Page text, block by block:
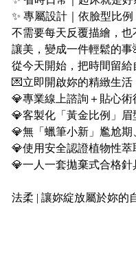
✨ 專屬設計｜依臉型比
不需要每天反覆描繪，
讓美，變成一件輕鬆的事
從今天開始，把時間留
💌立即開啟妳的精緻生活
💎專業線上諮詢＋貼心術
💎客製化「黃金比例」眉
💎無「蠟筆小新」尷尬期
💎使用安全認證植物性萃
💎一人一套拋棄式合格針
法柔 | 讓妳綻放屬於妳的